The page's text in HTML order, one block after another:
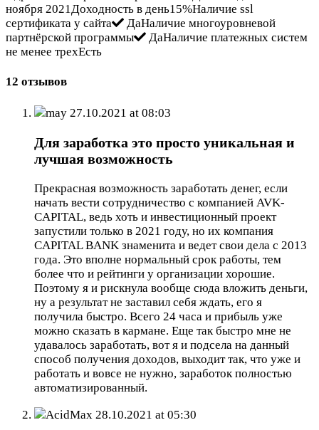
ноября 2021Доходность в день15%Наличие ssl
сертификата у сайта
ДаНаличие многоуровневой
партнёрской программы
ДаНаличие платежных систем
не менее трехЕсть
12 отзывов
may 27.10.2021 at 08:03
Для заработка это просто уникальная и
лучшая возможность
Прекрасная возможность заработать денег, если
начать вести сотрудничество с компанией AVK-
CAPITAL, ведь хоть и инвестиционный проект
запустили только в 2021 году, но их компания
CAPITAL BANK знаменита и ведет свои дела с 2013
года. Это вполне нормальный срок работы, тем
более что и рейтинги у организации хорошие.
Поэтому я и рискнула вообще сюда вложить деньги,
ну а результат не заставил себя ждать, его я
получила быстро. Всего 24 часа и прибыль уже
можно сказать в кармане. Еще так быстро мне не
удавалось заработать, вот я и подсела на данный
способ получения доходов, выходит так, что уже и
работать и вовсе не нужно, заработок полностью
автоматизированный.
AcidMax 28.10.2021 at 05:30